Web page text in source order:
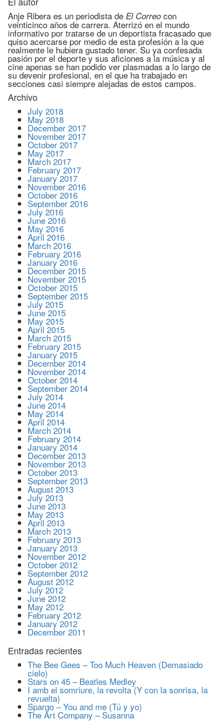
Anje Ribera es un periodista de El Correo con
veinticinco años de carrera. Aterrizó en el mundo
informativo por tratarse de un deportista fracasado que
quiso acercarse por medio de esta profesión a la que
realmente le hubiera gustado tener. Su ya confesada
pasión por el deporte y sus aficiones a la música y al
cine apenas se han podido ver plasmadas a lo largo de
su devenir profesional, en el que ha trabajado en
secciones casi siempre alejadas de estos campos.
Archivo
July 2018
May 2018
December 2017
November 2017
October 2017
May 2017
March 2017
February 2017
January 2017
November 2016
October 2016
September 2016
July 2016
June 2016
May 2016
April 2016
March 2016
February 2016
January 2016
December 2015
November 2015
October 2015
September 2015
July 2015
June 2015
May 2015
April 2015
March 2015
February 2015
January 2015
December 2014
November 2014
October 2014
September 2014
July 2014
June 2014
May 2014
April 2014
March 2014
February 2014
January 2014
December 2013
November 2013
October 2013
September 2013
August 2013
July 2013
June 2013
May 2013
April 2013
March 2013
February 2013
January 2013
November 2012
October 2012
September 2012
August 2012
July 2012
June 2012
May 2012
February 2012
January 2012
December 2011
Entradas recientes
The Bee Gees – Too Much Heaven (Demasiado
cielo)
Stars on 45 – Beatles Medley
I amb el somriure, la revolta (Y con la sonrisa, la
revuelta)
Spargo – You and me (Tú y yo)
The Art Company – Susanna